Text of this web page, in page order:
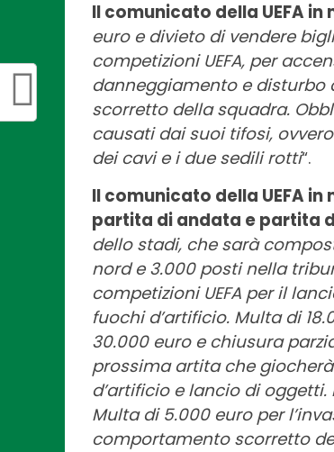
Il comunicato della UEFA
euro e divieto di vendere
competizioni UEFA, per
danneggiamento e disturbo
scorretto della squadra.
causati dai suoi tifosi,
dei cavi e i due sedili rotti“.
Il comunicato della UEFA
partita di andata e partita
dello stadi, che sarà
nord e 3.000 posti nella
competizioni UEFA per il
fuochi d’artificio. Multa di
30.000 euro e chiusura
prossima artita che
d’artificio e lancio di
Multa di 5.000 euro per
comportamento scorretto